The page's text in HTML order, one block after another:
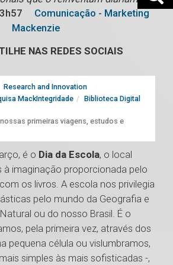
Comunicação - Marketing
Mackenzie
NAS REDES SOCIAIS
Research and Innovation
MackIntegridade
Biblioteca Digital
primeiras viagens, estudos e
é o Dia da Escola, o local
à imaginação proporcionada pelo
os livros. A escola nos privilegia
pelo mundo da Geografia e
ou do nosso Brasil. É o
pela primeira vez, através dos
pequena célula ou vislumbramos,
simples às mais sofisticadas -,